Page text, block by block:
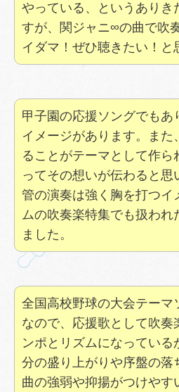
やっている、というありき
すが、関ジャニ∞の曲で吹
イダマ！ぜひ聴きたい！と
甲子園の応援ソングでもあ
イメージがあります。また
ることがテーマとして作ら
ってその想いが伝わると思
管の演奏は強く胸を打つイ
ムの吹奏楽特集でも扱われ
ました。
全国高校野球の大会テーマ
なので、応援歌として吹奏
ンポとリズムになっている
分の盛り上がりや序盤の落
曲の強弱や抑揚がつけやす